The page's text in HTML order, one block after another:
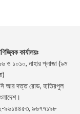
কার্যালয়ঃ
ও ১০১০, নাহার প্লাজা (৯ম
আর দত্ত রোড, হাতিরপুল
৯৬১৪৪৫৩, ৯৬৭৭১৯৮